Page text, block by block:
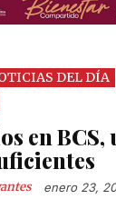
DEL DÍA
en BCS,
enero 23,